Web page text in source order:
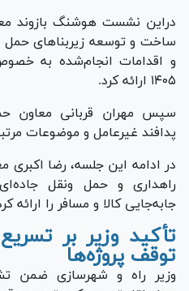
دراین نشست هوشنگ بازوند
ساخت و توسعه زیربنا‌های حمل
و اقدامات انجام‌شده به
۱۴۰۵ ارائه کرد.
سپس مهران قربانی معاون
پدافند غیرعامل و موضوعات
در ادامه این جلسه، رضا اکبری
راهداری و حمل ونقل
جابه‌جایی کالا و مسافر را ارائه
تأکید وزیر بر
توقف پروژه‌ها
وزیر راه و شهرسازی ضمن